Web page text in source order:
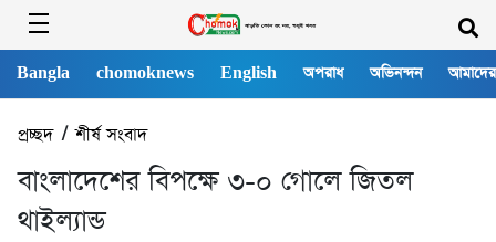
Bangla chomoknews English অপরাধ অভিনন্দন
প্রচ্ছদ/শীর্ষ সংবাদ
বাংলাদেশের বিপক্ষে ৩-০ গোলে জিতল
থাইল্যান্ড